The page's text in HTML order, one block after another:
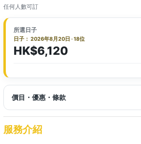
任何人數可訂
所選日子
日子： 2026年8月20日 · 18位
HK$6,120
價目・優惠・條款
服務介紹